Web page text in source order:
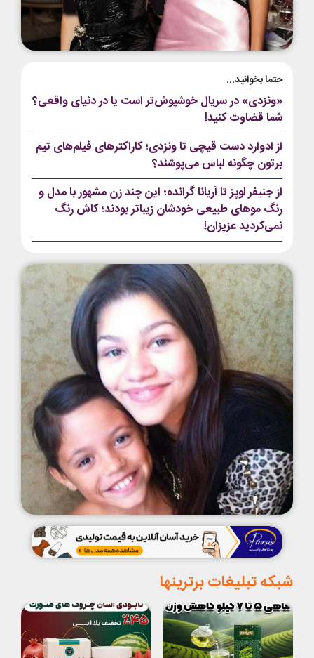
حتما بخوانید...
«ونزدی» در سریال خوشپوش‌تر است یا در دنیای واقعی؟
شما قضاوت کنید!
از ادوارد دست قیچی تا ونزدی؛ کاراکترهای فیلم‌های تیم
برتون چگونه لباس می‌پوشند؟
از جنیفر لوپز تا آریانا گرانده؛ این چند زن مشهور با مدل و
رنگ موهای طبیعی خودشان زیباتر بودند؛ کاش رنگ
نمی‌کردید عزیزان!
شبکه تبلیغات برترینها